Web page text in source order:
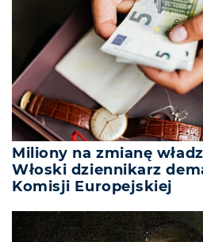
Miliony na zmianę
Włoski dziennikarz
Komisji Europejskiej